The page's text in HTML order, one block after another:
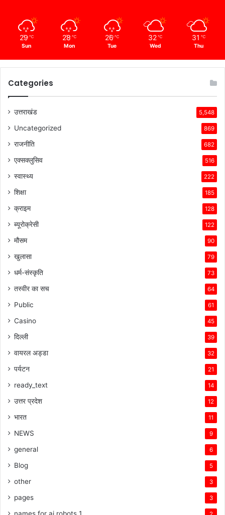
29 ℃
Sun
28 ℃
Mon
26 ℃
Tue
32 ℃
Wed
31 ℃
Thu
Categories
उत्तराखंड 5,548
Uncategorized 869
राजनीति 682
एक्सक्लुसिव 516
स्वास्थ्य 222
शिक्षा 185
क्राइम 128
ब्यूरोक्रेसी 122
मौसम 90
खुलासा 79
धर्म-संस्कृति 73
तस्वीर का सच 64
Public 61
Casino 45
दिल्ली 39
वायरल अड्डा 32
पर्यटन 21
ready_text 14
उत्तर प्रदेश 12
भारत 11
NEWS 9
general 6
Blog 5
other 3
pages 3